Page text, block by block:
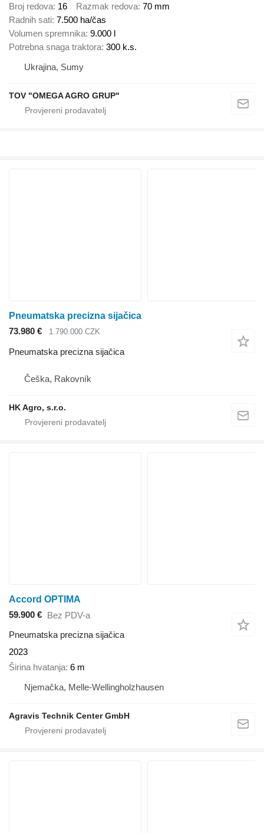
Broj redova 16 Razmak redova 70 mm
Radnih sati 7.500 ha/čas
Volumen spremnika 9.000 l
Potrebna snaga traktora 300 k.s.
Ukrajina, Sumy
TOV "OMEGA AGRO GRUP"
Pneumatska precizna sijačica
73.980 €
1.790.000 CZK
Pneumatska precizna sijačica
Češka, Rakovník
HK Agro, s.r.o.
Accord OPTIMA
59.900 €
Bez PDV-a
Pneumatska precizna sijačica
2023
Širina hvatanja 6 m
Njemačka, Melle-Wellingholzhausen
Agravis Technik Center GmbH